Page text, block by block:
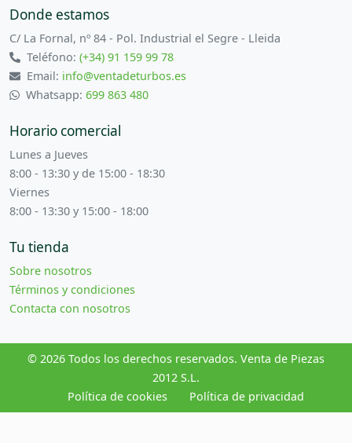
Donde estamos
C/ La Fornal, nº 84 - Pol. Industrial el Segre - Lleida
Teléfono:(+34) 91 159 99 78
Email: info@ventadeturbos.es
Whatsapp: 699 863 480
Horario comercial
Lunes a Jueves
8:00 - 13:30 y de 15:00 - 18:30
Viernes
8:00 - 13:30 y 15:00 - 18:00
Tu tienda
Sobre nosotros
Términos y condiciones
Contacta con nosotros
© 2026 Todos los derechos reservados. Venta de Piezas
2012 S.L.
Política de cookies
Política de privacidad